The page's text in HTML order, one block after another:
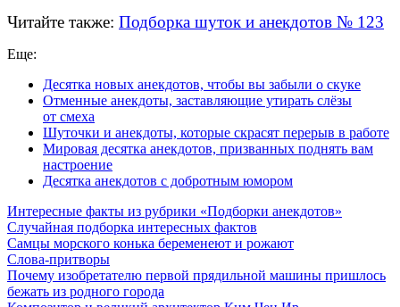
Читайте также: Подборка шуток и анекдотов № 123
Еще:
Десятка новых анекдотов, чтобы вы забыли о скуке
Отменные анекдоты, заставляющие утирать слёзы
от смеха
Шуточки и анекдоты, которые скрасят перерыв в работе
Мировая десятка анекдотов, призванных поднять вам
настроение
Десятка анекдотов с добротным юмором
Интересные факты из рубрики «Подборки анекдотов»
Случайная подборка интересных фактов
Самцы морского конька беременеют и рожают
Слова-притворы
Почему изобретателю первой прядильной машины пришлось
бежать из родного города